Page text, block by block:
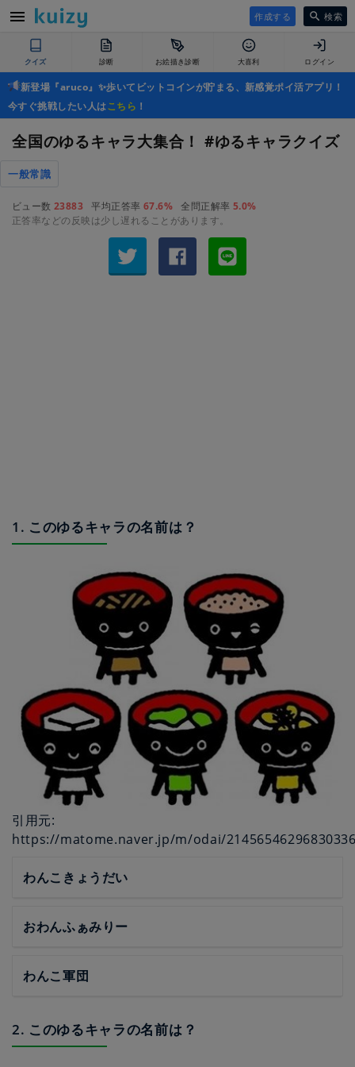
作成する 検索
クイズ 診断 お絵描き診断 大喜利 ログイン
新登場『aruco』✨歩いてビットコインが貯まる、新感覚ポイ活アプリ！
今すぐ挑戦したい人はこちら ！
全国のゆるキャラ大集合！ #ゆるキャラクイズ
一般常識
ビュー数 23883 平均正答率 67.6% 全問正解率 5.0%
正答率などの反映は少し遅れることがあります。
1. このゆるキャラの名前は？
引用元:
https://matome.naver.jp/m/odai/
わんこきょうだい
おわんふぁみりー
わんこ軍団
2. このゆるキャラの名前は？